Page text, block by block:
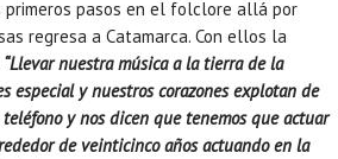
primeros pasos en el folclore allá por
regresa a Catamarca. Con ellos la
“Llevar nuestra música a la tierra de la
especial y nuestros corazones explotan de
y nos dicen que tenemos que actuar
de veinticinco años actuando en la